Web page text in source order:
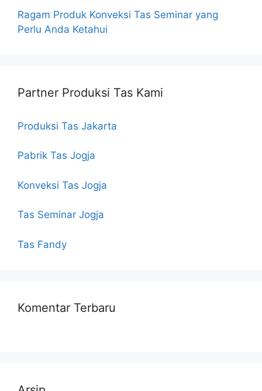
Ragam Produk Konveksi Tas Seminar yang
Perlu Anda Ketahui
Partner Produksi Tas Kami
Produksi Tas Jakarta
Pabrik Tas Jogja
Konveksi Tas Jogja
Tas Seminar Jogja
Tas Fandy
Komentar Terbaru